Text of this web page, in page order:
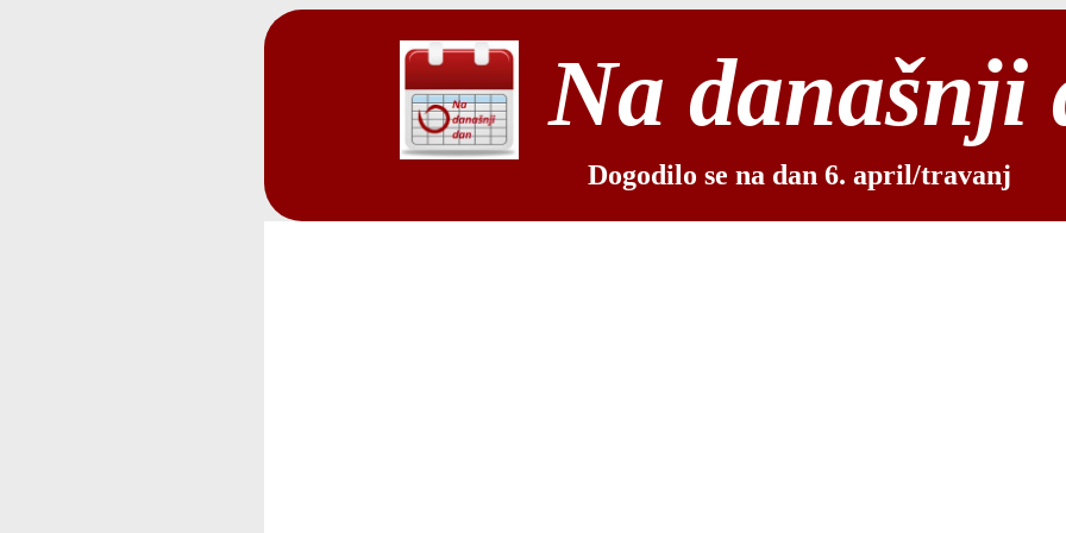
Na današnji
Dogodilo se na dan 6. april/travanj